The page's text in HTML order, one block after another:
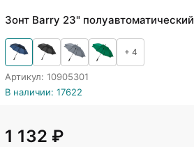
Зонт Barry 23" полуавтоматический
+ 4
Артикул: 10905301
В наличии: 17622
1 132 ₽